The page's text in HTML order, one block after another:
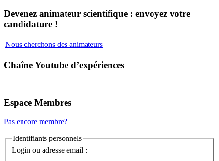
Devenez animateur scientifique : envoyez votre
candidature !
Nous cherchons des animateurs
Chaîne Youtube d’expériences
Espace Membres
Pas encore membre?
Identifiants personnels
Login ou adresse email :